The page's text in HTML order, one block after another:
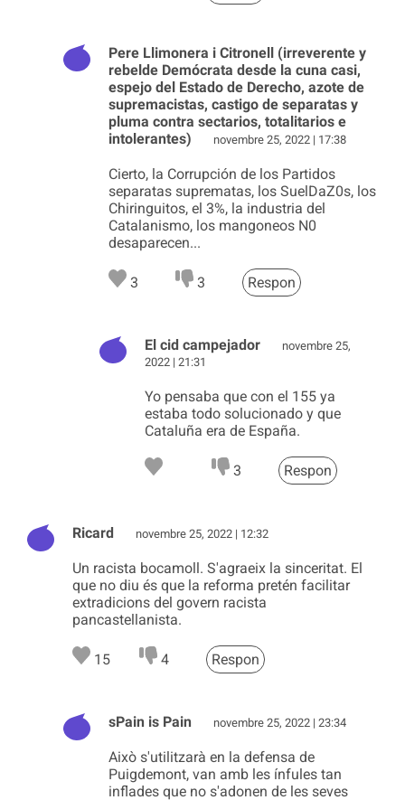
Pere Llimonera i Citronell (irreverente y
rebelde Demócrata desde la cuna casi,
espejo del Estado de Derecho, azote de
supremacistas, castigo de separatas y
pluma contra sectarios, totalitarios e
intolerantes)
novembre 25, 2022 | 17:38
Cierto, la Corrupción de los Partidos
separatas suprematas, los SuelDaZ0s, los
Chiringuitos, el 3%, la industria del
Catalanismo, los mangoneos N0
desaparecen...
3 3 Respon
El cid campejador
novembre 25,
2022 | 21:31
Yo pensaba que con el 155 ya
estaba todo solucionado y que
Cataluña era de España.
3 Respon
Ricard novembre 25, 2022 | 12:32
Un racista bocamoll. S'agraeix la sinceritat. El
que no diu és que la reforma pretén facilitar
extradicions del govern racista
pancastellanista.
15 4 Respon
sPain is Pain novembre 25, 2022 | 23:34
Això s'utilitzarà en la defensa de
Puigdemont, van amb les ínfules tan
inflades que no s'adonen de les seves